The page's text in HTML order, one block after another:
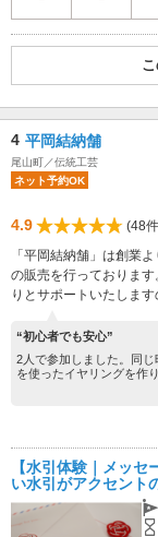
4 平岡結納舗
尾山町／伝統工芸
ネット予約OK
4.9
(48
「平岡結納舗」は創業
の販売を行っておりま
りとサポートいたします
“初心者でも安心”
2人で参加しました。同
を使ったイヤリングを作り
【水引体験｜メッ
い水引がアクセント